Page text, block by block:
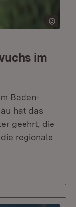
im
Baden-
hat das
geehrt, die
regionale